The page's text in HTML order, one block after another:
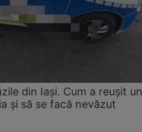
din Iași. Cum a reușit un
și să se facă nevăzut